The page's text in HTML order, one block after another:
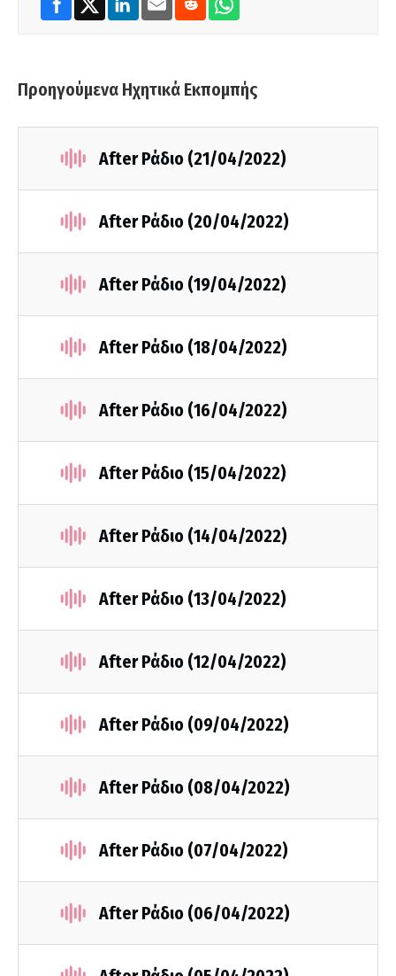
Προηγούμενα Ηχητικά Εκπομπής
After Ράδιο (21/04/2022)
After Ράδιο (20/04/2022)
After Ράδιο (19/04/2022)
After Ράδιο (18/04/2022)
After Ράδιο (16/04/2022)
After Ράδιο (15/04/2022)
After Ράδιο (14/04/2022)
After Ράδιο (13/04/2022)
After Ράδιο (12/04/2022)
After Ράδιο (09/04/2022)
After Ράδιο (08/04/2022)
After Ράδιο (07/04/2022)
After Ράδιο (06/04/2022)